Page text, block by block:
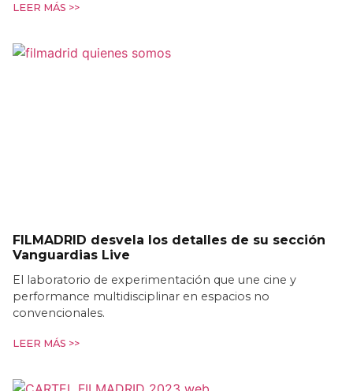
LEER MÁS >>
FILMADRID desvela los detalles de su sección
Vanguardias Live
El laboratorio de experimentación que une cine y
performance multidisciplinar en espacios no
convencionales.
LEER MÁS >>